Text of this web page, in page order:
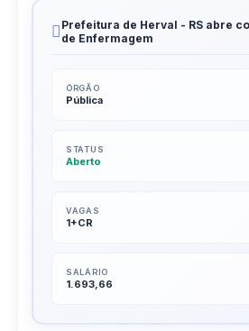
Prefeitura de Herval - RS abre
de Enfermagem
ÓRGÃO
Pública
STATUS
Aberto
VAGAS
1+CR
SALÁRIO
1.693,66